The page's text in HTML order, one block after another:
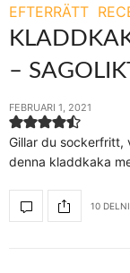
EFTERRÄTT
–
FEBRUARI 1, 2021
Gillar du
denna kladdkaka
10